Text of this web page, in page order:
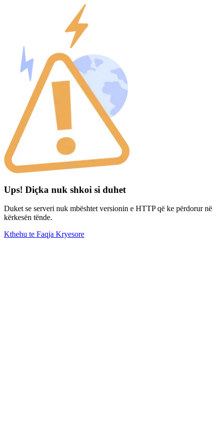
Ups! Diçka nuk shkoi si duhet
Duket se serveri nuk mbështet versionin e HTTP që ke përdorur në
kërkesën tënde.
Kthehu te Faqja Kryesore